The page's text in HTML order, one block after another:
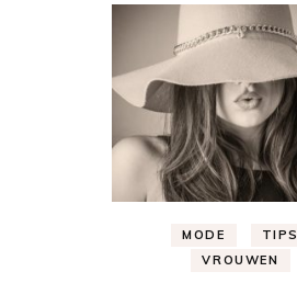
MODE
TIPS
VROUWEN